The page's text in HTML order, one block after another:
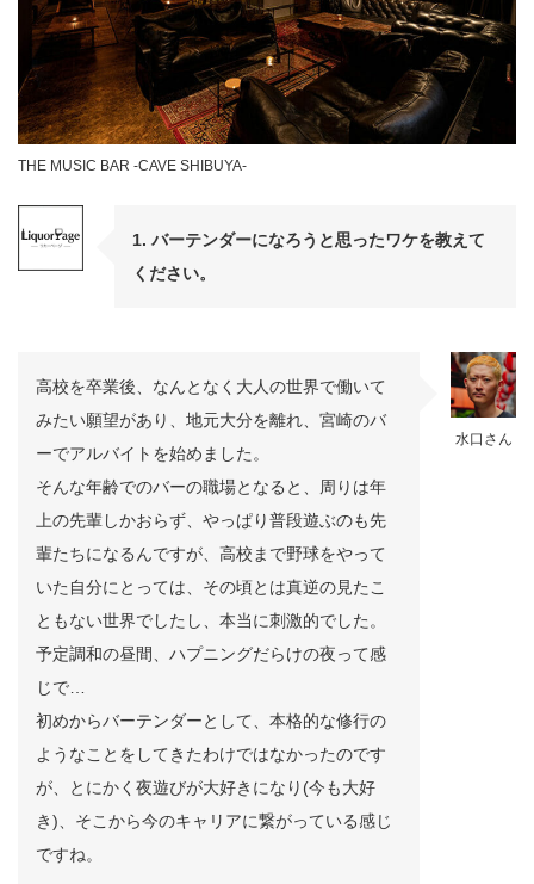
THE MUSIC BAR -CAVE SHIBUYA-
1. バーテンダーになろうと思ったワケを教えて
ください。
水口さん
高校を卒業後、なんとなく大人の世界で働いて
みたい願望があり、地元大分を離れ、宮崎のバ
ーでアルバイトを始めました。
そんな年齢でのバーの職場となると、周りは年
上の先輩しかおらず、やっぱり普段遊ぶのも先
輩たちになるんですが、高校まで野球をやって
いた自分にとっては、その頃とは真逆の見たこ
ともない世界でしたし、本当に刺激的でした。
予定調和の昼間、ハプニングだらけの夜って感
じで…
初めからバーテンダーとして、本格的な修行の
ようなことをしてきたわけではなかったのです
が、とにかく夜遊びが大好きになり(今も大好
き)、そこから今のキャリアに繋がっている感じ
ですね。